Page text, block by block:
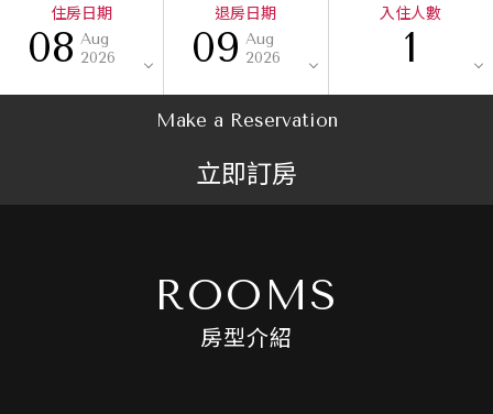
住房日期
08 Aug
2026
退房日期
09 Aug
2026
入住人數
1
Make a Reservation
立即訂房
ROOMS
房型介紹